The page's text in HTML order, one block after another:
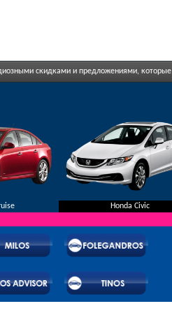
скидками и предложениями, которые
Honda Civic